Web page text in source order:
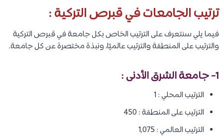
ترتيب الجامعات في قبرص التركية :
فيما يلي سنتعرف على الترتيب الخاص بكل جامعة في قبرص التركية
والترتيب على المنطقة والترتيب عالميًا، ونبذة مختصرة عن كل جامعة.
1- جامعة الشرق الأدنى :
الترتيب المحلي : 1
الترتيب على المنطقة : 450
الترتيب العالمي : 1,075